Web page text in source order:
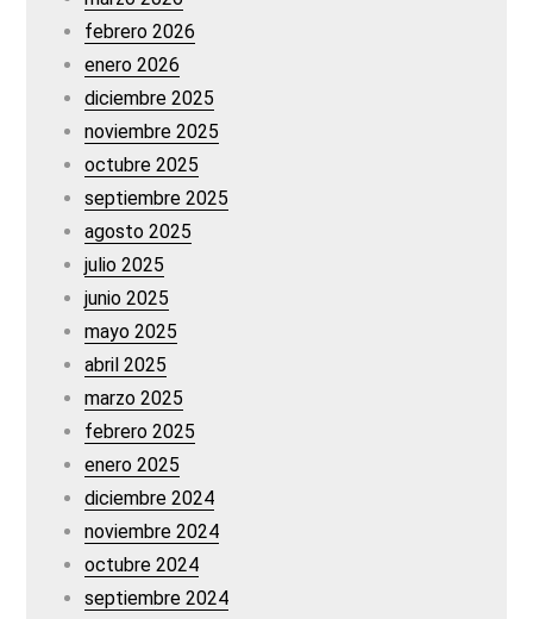
febrero 2026
enero 2026
diciembre 2025
noviembre 2025
octubre 2025
septiembre 2025
agosto 2025
julio 2025
junio 2025
mayo 2025
abril 2025
marzo 2025
febrero 2025
enero 2025
diciembre 2024
noviembre 2024
octubre 2024
septiembre 2024